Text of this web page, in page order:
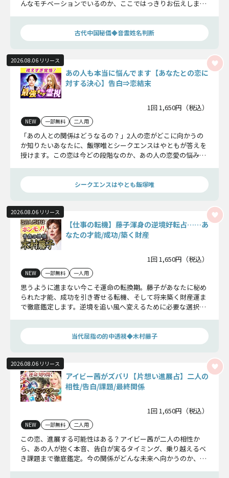
んなモチベーションでいるのか、ここではっきりお伝えしまし
古代中国秘儀◆音霊姓名判断
2026.08.06 リリース
あの人も本当に悩んでます【あなたとの恋に
対する決心】告白⇒恋結末
1回 1,650円（税込）
NEW 一部無料 二人用
「あの人との関係はどうなるの？」2人の恋がどこに向かうの
か知りたいあなたに、飯塚唯とシークエンスはやともが答えを
授けます。この恋は今どの段階なのか、あの人の恋愛の悩みと
かも全てお伝えしますよ。
シークエンスはやとも飯塚唯
2026.08.06 リリース
【仕事の転機】藤子渾身の逆境好転占……あ
なたの才能/成功/築く財産
1回 1,650円（税込）
NEW 一部無料 一人用
思うように進まない今こそ運命の転換期。藤子があなたに秘め
られた才能、成功を引き寄せる転機、そして将来築く財産運ま
で徹底鑑定します。逆境を追い風へ変えるために必要な選択と
当代屈指の的中透視◆木村藤子
2026.08.06 リリース
アイビー茜がズバリ【片想い進展占】二人の
相性/告白/課題/最終関係
1回 1,650円（税込）
NEW 一部無料 二人用
この恋、進展する可能性はある？アイビー茜が二人の相性か
ら、あの人が抱く本音、告白が実るタイミング、乗り越えるべ
き課題まで徹底鑑定。今の関係がどんな未来へ向かうのか、そ